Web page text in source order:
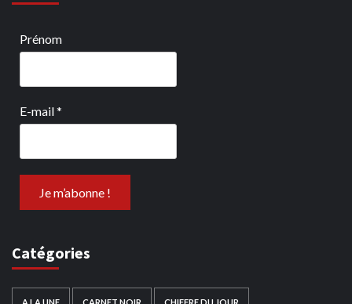
Prénom
E-mail*
Catégories